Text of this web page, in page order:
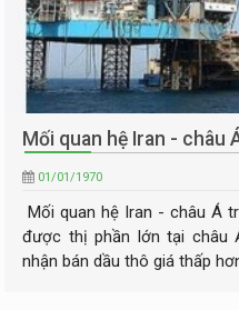
Mối quan hệ Iran -
01/01/1970
Mối quan hệ Iran - châu Á
được thị phần lớn tại châu
nhận bán dầu thô giá thấp